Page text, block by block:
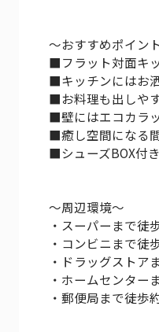
～おすすめポイン
■フラット対面キ
■キッチンにはお
■お料理も出しや
■壁にはエコカラ
■癒し空間になる
■シューズBOX付
～周辺環境～
・スーパーまで徒
・コンビニまで徒
・ドラッグストア
・ホームセンター
・郵便局まで徒歩